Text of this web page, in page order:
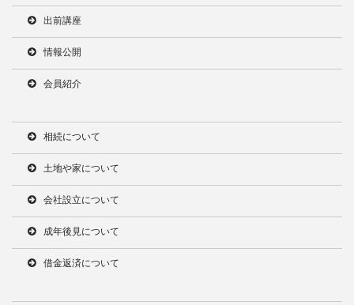
出前講座
情報公開
会員紹介
相続について
土地や家について
会社設立について
成年後見について
借金返済について